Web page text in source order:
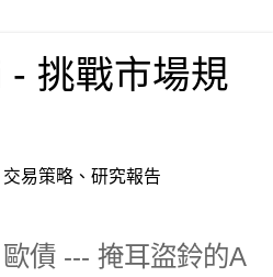
- 挑戰市場規
易策略、研究報告
歐債 --- 掩耳盜鈴的A